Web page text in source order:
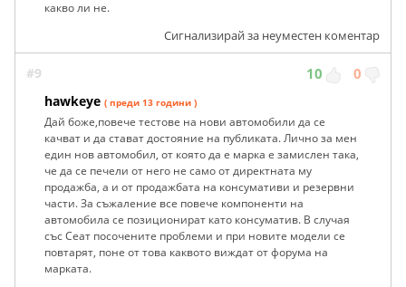
какво ли не.
Сигнализирай за неуместен коментар
#9 10 0
hawkeye ( преди 13 години )
Дай боже,повече тестове на нови автомобили да се
качват и да стават достояние на публиката. Лично за мен
един нов автомобил, от която да е марка е замислен така,
че да се печели от него не само от директната му
продажба, а и от продажбата на консумативи и резервни
части. За съжаление все повече компоненти на
автомобила се позиционират като консуматив. В случая
със Сеат посочените проблеми и при новите модели се
повтарят, поне от това каквото виждат от форума на
марката.